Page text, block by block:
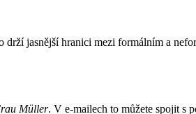
jasnější hranici mezi formálním a
Müller. V e-mailech to můžete spojit s